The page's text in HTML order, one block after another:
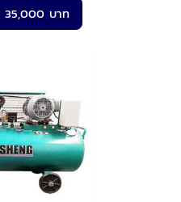
35,000 บาท